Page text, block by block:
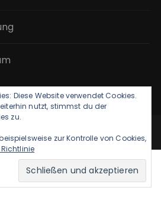
Diese Website verwendet Cookies.
nutzt, stimmst du der
zu.
zur Kontrolle von Cookies,